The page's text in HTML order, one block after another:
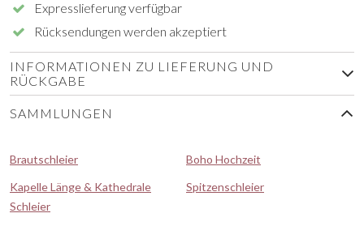
Expresslieferung verfügbar
Rücksendungen werden akzeptiert
INFORMATIONEN ZU LIEFERUNG UND
RÜCKGABE
SAMMLUNGEN
Brautschleier
Boho Hochzeit
Kapelle Länge & Kathedrale
Schleier
Spitzenschleier